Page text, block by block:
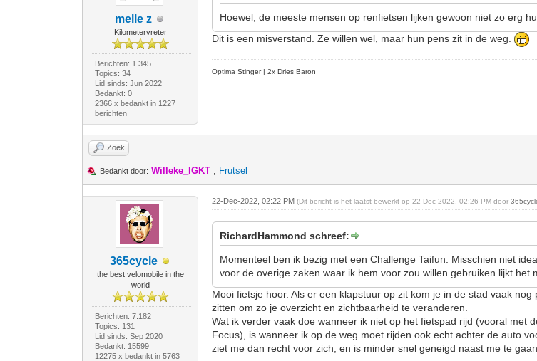
melle z
Kilometervreter
Berichten: 1.345
Topics: 34
Lid sinds: Jun 2022
Bedankt: 0
2366 x bedankt in 1227
berichten
Hoewel, de meeste mensen op renfietsen lijken gewoon niet zo erg
Dit is een misverstand. Ze willen wel, maar hun pens zit in de weg.
Optima Stinger |2x Dries Baron
Zoek
Bedankt door: Willeke_IGKT , Frutsel
365cycle
the best velomobile in the
world
Berichten: 7.182
Topics: 131
Lid sinds: Sep 2020
Bedankt: 15599
12275 x bedankt in 5763
22-Dec-2022, 02:22 PM(Dit bericht is het laatst bewerkt op 22-Dec-2022, 02:26 PM door
RichardHammond schreef:
Momenteel ben ik bezig met een Challenge Taifun. Misschien niet
voor de overige zaken waar ik hem voor zou willen gebruiken lijkt het
Mooi fietsje hoor. Als er een klapstuur op zit kom je in de stad vaak
zitten om zo je overzicht en zichtbaarheid te veranderen.
Wat ik verder vaak doe wanneer ik niet op het fietspad rijd (vooral met
Focus), is wanneer ik op de weg moet rijden ook echt achter de auto
ziet me dan recht voor zich, en is minder snel geneigd naast me te